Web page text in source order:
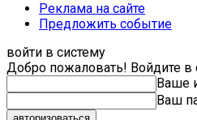
Реклама на сайте
Предложить событие
войти в систему
Добро пожаловать! Войдите в
Ваше
Ваш